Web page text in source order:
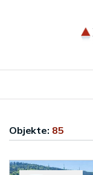
Objekte: 85